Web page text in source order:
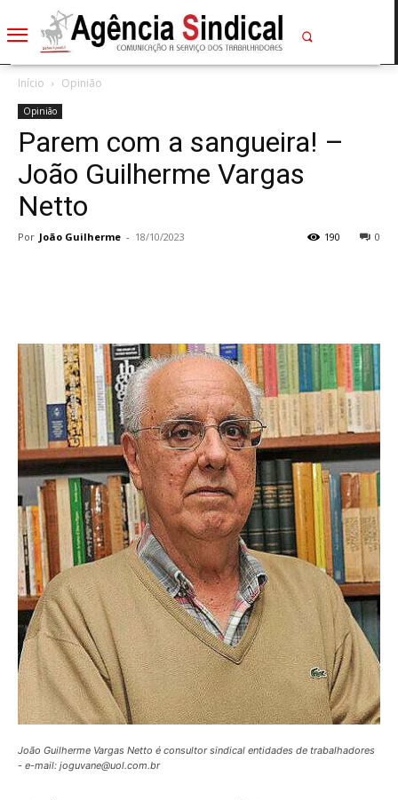
Início Opinião
Opinião
Parem com a sangueira! –
João Guilherme Vargas
Netto
Por João Guilherme - 18/10/2023 0
190
João Guilherme Vargas Netto é consultor sindical entidades de trabalhadores
- e-mail: joguvane@uol.com.br